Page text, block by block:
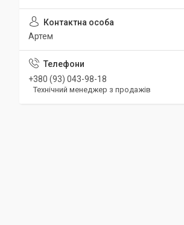
Артем
+380 (93) 043-98-18
Технічний менеджер з продажів